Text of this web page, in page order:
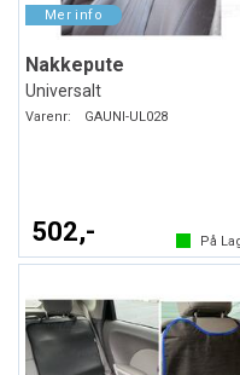
Nakkepute
Universalt
Varenr: GAUNI-UL028
502,- På